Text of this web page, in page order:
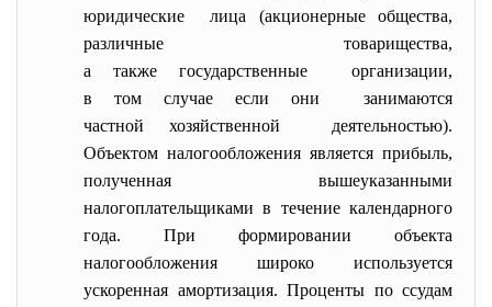
юридические лица (акционерные общества,
различные товарищества,
а также государственные организации,
в том случае если они занимаются
частной хозяйственной деятельностью).
Объектом налогообложения является прибыль,
полученная вышеуказанными
налогоплательщиками в течение календарного
года. При формировании объекта
налогообложения широко используется
ускоренная амортизация. Проценты по ссудам